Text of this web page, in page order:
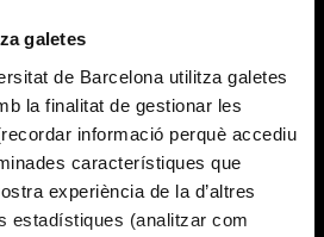
galetes
de Barcelona utilitza galetes
la finalitat de gestionar les
informació perquè accediu
característiques que
experiència de la d’altres
estadístiques (analitzar com